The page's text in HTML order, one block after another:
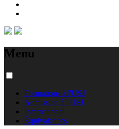
Menu
Formations à l'USJ
Admission à l'USJ
International
Équivalences